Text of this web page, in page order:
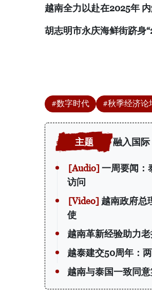
越南全力以赴在2025年
胡志明市永庆海鲜街跻身
#数字时代 #秋季经济论
融入国际
一周要闻：
访问
越南政府总
使
越南革新经验助力
越泰建交50周年：
越南与泰国一致同